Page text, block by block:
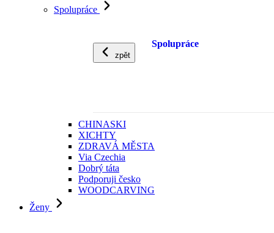
Spolupráce
zpět
Spolupráce
CHINASKI
XICHTY
ZDRAVÁ MĚSTA
Via Czechia
Dobrý táta
Podporuji česko
WOODCARVING
Ženy